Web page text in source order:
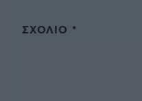
ΣΧΌΛΙΟ *